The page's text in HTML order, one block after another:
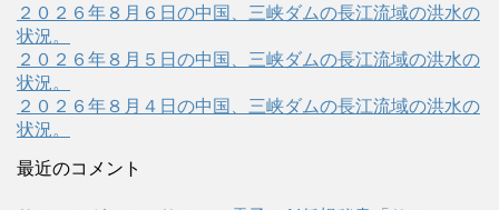
２０２６年８月６日の中国、三峡ダムの長江流域の洪水の
状況。
２０２６年８月５日の中国、三峡ダムの長江流域の洪水の
状況。
２０２６年８月４日の中国、三峡ダムの長江流域の洪水の
状況。
最近のコメント